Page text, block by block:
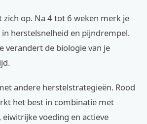
zich op. Na 4 tot 6 weken merk je
in herstelsnelheid en pijndrempel.
verandert de biologie van je
andere herstelstrategieën. Rood
het best in combinatie met
eiwitrijke voeding en actieve